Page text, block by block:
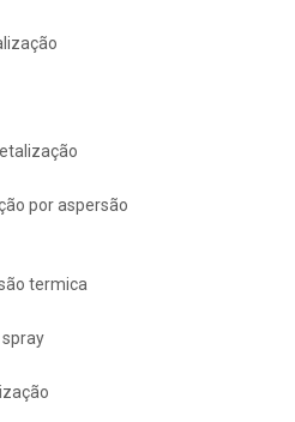
por aspersão
termica